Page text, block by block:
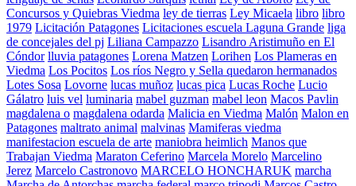
Concursos y Quiebras Viedma ley de tierras Ley Micaela libro libro
1979 Licitación Patagones Licitaciones escuela Laguna Grande liga
de concejales del pj Liliana Campazzo Lisandro Aristimuño en El
Cóndor lluvia patagones Lorena Matzen Lorihen Los Plameras en
Viedma Los Pocitos Los ríos Negro y Sella quedaron hermanados
Lotes Sosa Lovorne lucas muñoz lucas pica Lucas Roche Lucio
Gálatro luis vel luminaria mabel guzman mabel leon Macos Pavlin
magdalena o magdalena odarda Malicia en Viedma Malón Malon en
Patagones maltrato animal malvinas Mamiferas viedma
manifestacion escuela de arte maniobra heimlich Manos que
Trabajan Viedma Maraton Ceferino Marcela Morelo Marcelino
Jerez Marcelo Castronovo MARCELO HONCHARUK marcha